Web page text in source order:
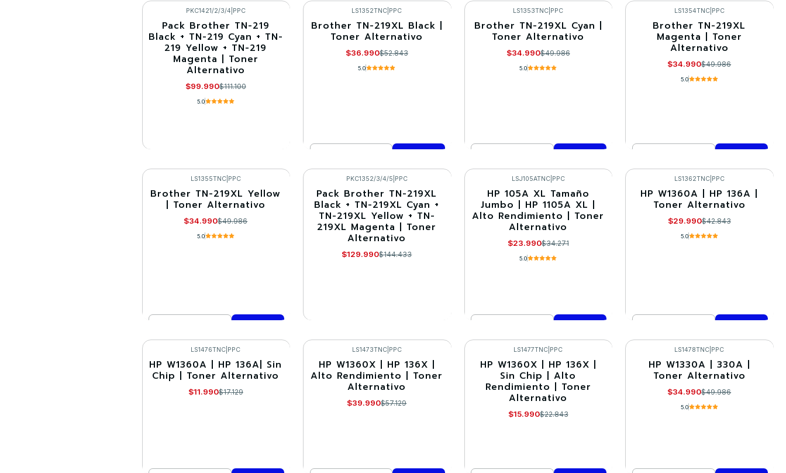
Comprar ahora
Comprar ahora
Comprar ahora
Comprar ahora
-10%
Agotado
PKC1421/2/3/4 PPC
Pack Brother TN-219
Black + TN-219 Cyan + TN-
219 Yellow + TN-219
Magenta | Toner
Alternativo
$99.990$111.100
5.0
VER DETALLES
-30%
LS1352TNC PPC
Brother TN-219XL Black |
Toner Alternativo
$36.990$52.843
5.0
Comprar ahora
-30%
LS1353TNC PPC
Brother TN-219XL Cyan |
Toner Alternativo
$34.990$49.986
5.0
Comprar ahora
-30%
LS1354TNC| PPC
Brother TN-219XL
Magenta | Toner
Alternativo
$34.990$49.986
5.0
Comprar ahora
-30%
LS1355TNC| PPC
Brother TN-219XL Yellow
| Toner Alternativo
$34.990$49.986
5.0
Comprar ahora
-10%
Agotado
PKC1352/3/4/5 PPC
Pack Brother TN-219XL
Black + TN-219XL Cyan +
TN-219XL Yellow + TN-
219XL Magenta | Toner
Alternativo
$129.990$144.433
VER DETALLES
-30%
LSJ105ATNC| PPC
HP 105A XL Tamaño
Jumbo | HP 1105A XL |
Alto Rendimiento | Toner
Alternativo
$23.990$34.271
5.0
Comprar ahora
-30%
LS1362TNC| PPC
HP W1360A | HP 136A |
Toner Alternativo
$29.990$42.843
5.0
Comprar ahora
-30%
LS1476TNC PPC
HP W1360A | HP 136A| Sin
Chip | Toner Alternativo
$11.990$17.129
-30%
LS1473TNC| PPC
HP W1360X | HP 136X |
Alto Rendimiento | Toner
Alternativo
$39.990$57.129
-30%
LS1477TNC PPC
HP W1360X | HP 136X |
Sin Chip | Alto
Rendimiento | Toner
Alternativo
$15.990$22.843
-30%
LS1478TNC PPC
HP W1330A | 330A |
Toner Alternativo
$34.990$49.986
5.0